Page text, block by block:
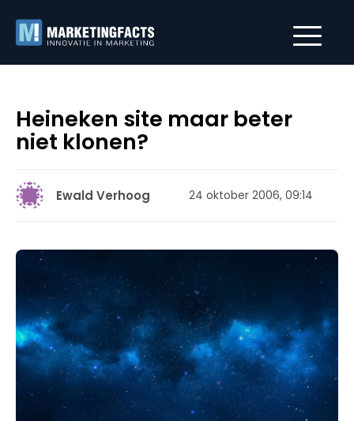
Heineken site maar beter
niet klonen?
Ewald Verhoog 24 oktober 2006, 09:14